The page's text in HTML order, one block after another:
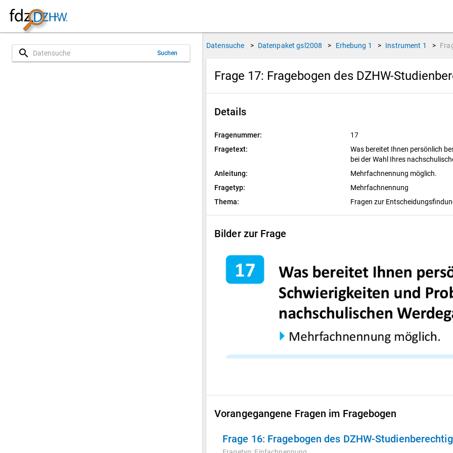
search Suchen
Datensuche > Datenpaket gsl2008 > Erhebung 1 > Instrument 1 >
Frage 17: Fragebogen des DZHW-
Details
Fragenummer:
17
Fragetext:
Was bereitet Ihnen persönlich
bei der Wahl Ihres
Anleitung:
Mehrfachnennung möglich.
Fragetyp:
Mehrfachnennung
Thema:
Fragen zur
Bilder zur Frage
Vorangegangene Fragen im Fragebogen
Frage 16: Fragebogen des DZHW-